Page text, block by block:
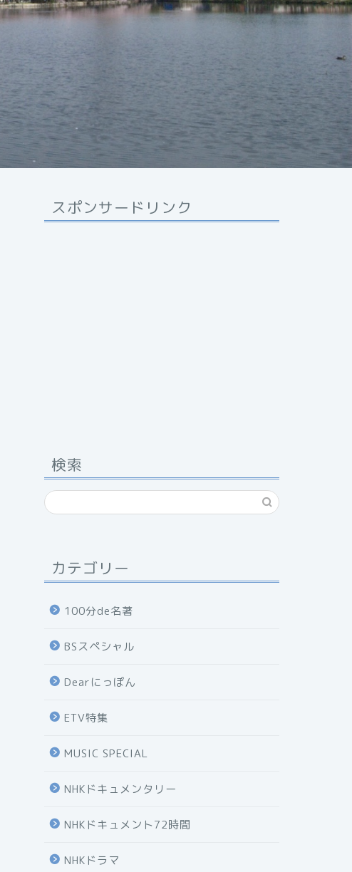
スポンサードリンク
検索
カテゴリー
100分de名著
BSスペシャル
Dearにっぽん
ETV特集
MUSIC SPECIAL
NHKドキュメンタリー
NHKドキュメント72時間
NHKドラマ